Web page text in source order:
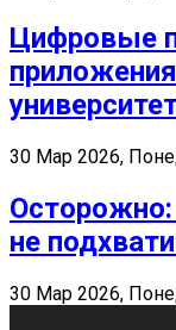
Цифровые
30 Мар 2026,
Осторожно:
не
30 Мар 2026,